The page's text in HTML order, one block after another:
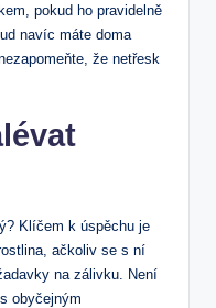
pokud ho pravidelně
navíc máte doma
že netřesk
Klíčem k úspěchu je
ačkoliv se s ní
na zálivku. Není
obyčejným